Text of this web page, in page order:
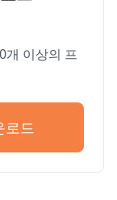
개 이상의 프
로드